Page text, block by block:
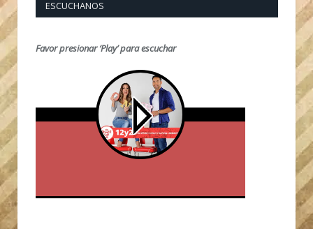
ESCUCHANOS
Favor presionar ‘Play’ para escuchar